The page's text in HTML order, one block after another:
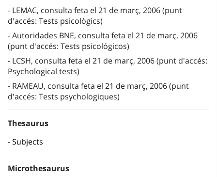
LEMAC, consulta feta el 21 de març, 2006 (punt
d'accés: Tests psicològics)
Autoridades BNE, consulta feta el 21 de març, 2006
(punt d'accés: Tests psicológicos)
LCSH, consulta feta el 21 de març, 2006 (punt d'accés:
Psychological tests)
RAMEAU, consulta feta el 21 de març, 2006 (punt
d'accés: Tests psychologiques)
Thesaurus
Subjects
Microthesaurus